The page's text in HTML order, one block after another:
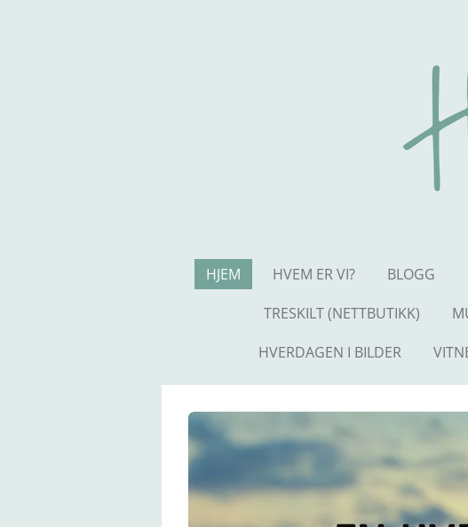
HJEM HVEM ER VI? BLOGG
TRESKILT (NETTBUTIKK)
HVERDAGEN I BILDER